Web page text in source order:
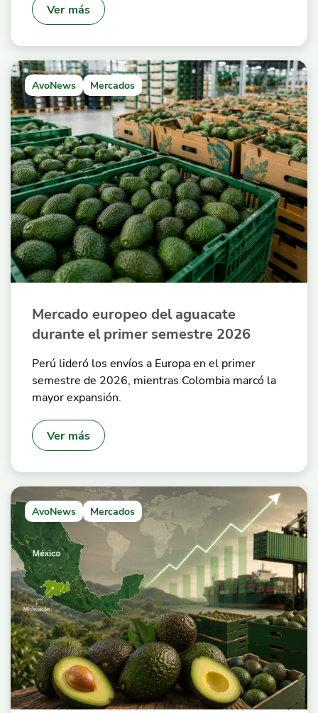
Ver más
AvoNews Mercados
Mercado europeo del aguacate
durante el primer semestre 2026
Perú lideró los envíos a Europa en el primer
semestre de 2026, mientras Colombia marcó la
mayor expansión.
Ver más
AvoNews Mercados